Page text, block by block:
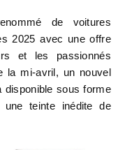
de voitures
2025 avec une offre
et les passionnés
la mi-avril, un nouvel
disponible sous forme
teinte inédite de